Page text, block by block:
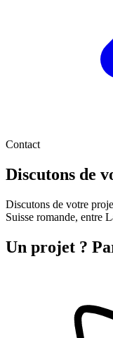
Contact
Discutons de
Discutons de votre
Suisse romande, entre
Un projet ?